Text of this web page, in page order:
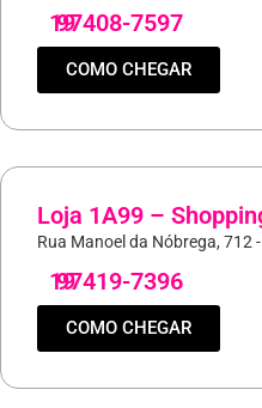
19
97408-7597
COMO CHEGAR
Loja 1A99 –
Rua Manoel da Nóbrega, 712
19
97419-7396
COMO CHEGAR